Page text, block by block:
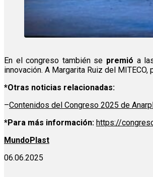
En el congreso también se premió a
innovación. A Margarita Ruiz del
*Otras noticias relacionadas:
–Contenidos del Congreso 2025 de
*Para más información: https://
MundoPlast
06.06.2025